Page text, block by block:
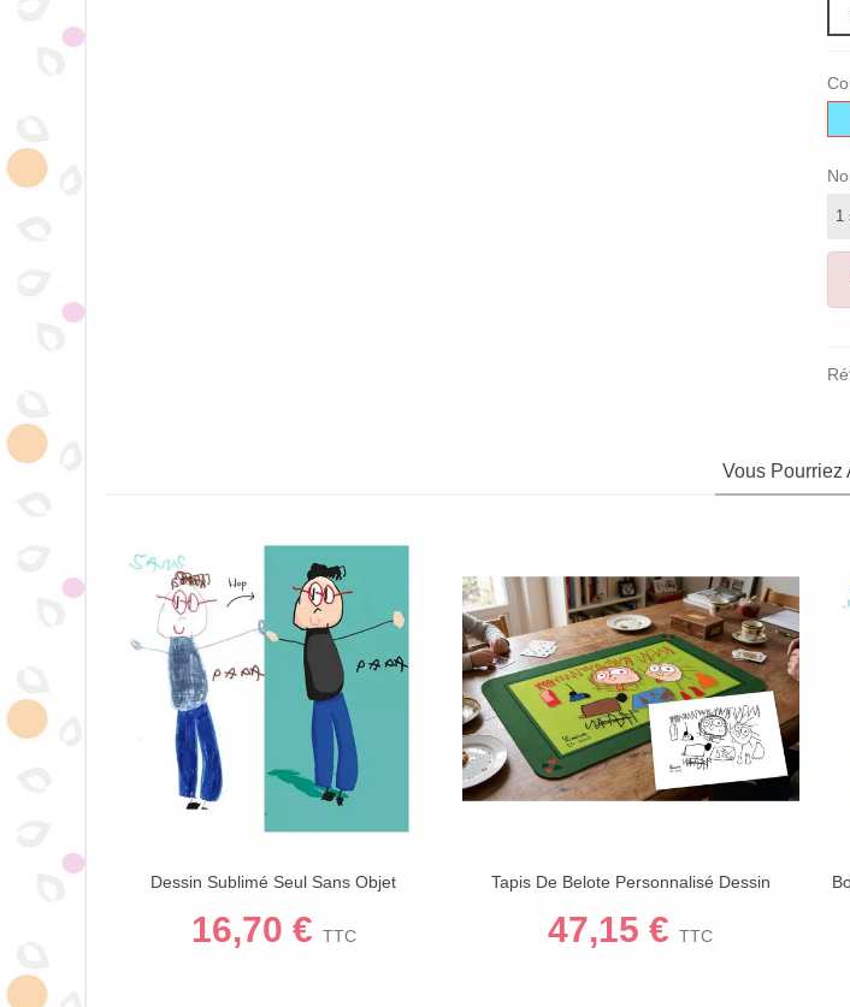
Vous Pourriez
Afficher Plus
Dessin Sublimé Seul Sans Objet
16,70 € TTC
Afficher Plus
Tapis De Belote Personnalisé Dessin
Parents
47,15 € TTC